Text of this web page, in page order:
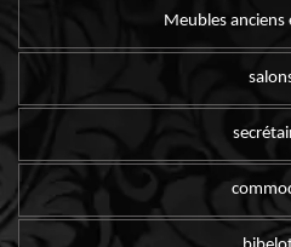
Meubles anciens